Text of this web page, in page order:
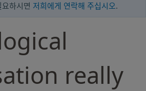
하시면 저희에게 연락해 주십시오.
really